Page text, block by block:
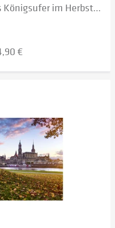
Königsufer im Herbst...
€